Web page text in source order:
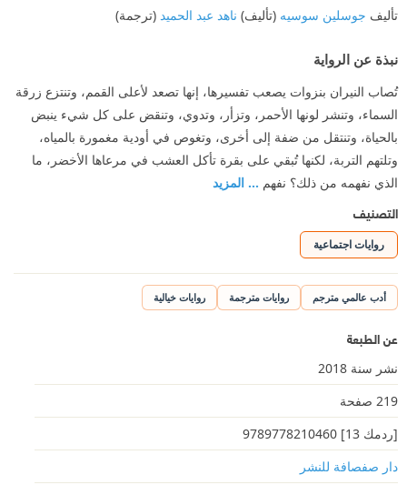
تأليف جوسلين سوسيه (تأليف) ناهد عبد الحميد (ترجمة)
نبذة عن الرواية
تُصاب النيران بنزوات يصعب تفسيرها، إنها تصعد لأعلى القمم، وتنتزع زرقة
السماء، وتنشر لونها الأحمر، وتزأر، وتدوي، وتنقض على كل شيء ينبض
بالحياة، وتنتقل من ضفة إلى أخرى، وتغوص في أودية مغمورة بالمياه،
وتلتهم التربة، لكنها تُبقي على بقرة تأكل العشب في مرعاها الأخضر، ما
الذي نفهمه من ذلك؟ نفهم ... المزيد
التصنيف
روايات اجتماعية
أدب عالمي مترجم روايات مترجمة روايات خيالية
عن الطبعة
نشر سنة 2018
219 صفحة
[ردمك 13] 9789778210460
دار صفصافة للنشر